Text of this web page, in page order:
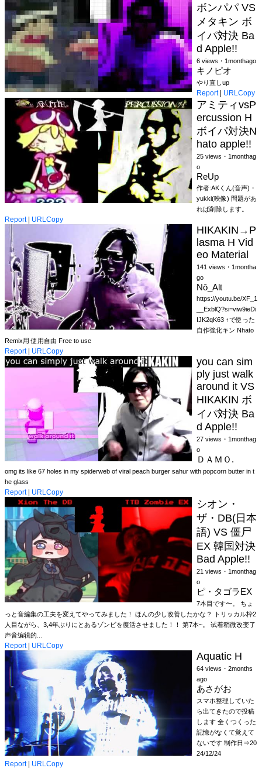
ボンパパ VS
メタキン ボ
イパ対決 Ba
d Apple!!
6 views・1monthago
キノピオ
やり直しup
Report| URLCopy
アミティvsP
ercussion H
ボイパ対決N
hato apple!!
25 views・1monthag
o
ReUp
作者:AKくん(音声)・
yukki(映像) 問題があ
れば削除します。
Report| URLCopy
HIKAKIN→P
lasma H Vid
eo Material
141 views・1montha
go
Nō_Alt
https://youtu.be/XF_1
__ExblQ?si=viw9ieDi
IJK2qK63 ↑で使った
自作強化キン Nhato
Remix用 使用自由 Free to use
Report| URLCopy
you can sim
ply just walk
around it VS
HIKAKIN ボ
イパ対決 Ba
d Apple!!
27 views・1monthag
o
ＤＡＭＯ.
omg its like 67 holes in my spiderweb of viral peach burger sahur with popcorn butter in t
he glass
Report| URLCopy
シオン・
ザ・DB(日本
語) VS 僵尸
EX 韓国対決
Bad Apple!!
21 views・1monthag
o
ピ・タゴラEX
7本目です〜。 ちょ
っと音編集の工夫を変えてやってみました！ ほんの少し改善したかな？ トリッカル枠2
人目ながら、3,4年ぶりにとあるゾンビを復活させました！！ 第7本~。 试着稍微改变了
声音编辑的...
Report| URLCopy
Aquatic H
64 views・2months
ago
あさがお
スマホ整理していた
ら出てきたので投稿
します 全くつくった
記憶がなくて覚えて
ないです 制作日⇒20
24/12/24
Report| URLCopy